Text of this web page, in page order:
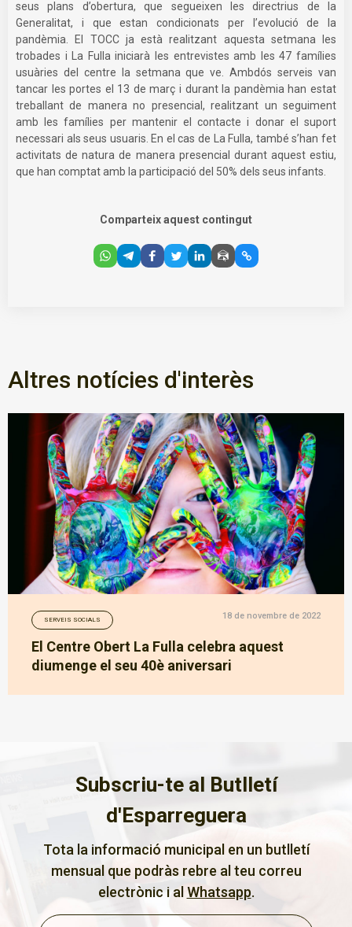
seus plans d’obertura, que segueixen les directrius de la
Generalitat, i que estan condicionats per l’evolució de la
pandèmia. El TOCC ja està realitzant aquesta setmana les
trobades i La Fulla iniciarà les entrevistes amb les 47 famílies
usuàries del centre la setmana que ve. Ambdós serveis van
tancar les portes el 13 de març i durant la pandèmia han estat
treballant de manera no presencial, realitzant un seguiment
amb les famílies per mantenir el contacte i donar el suport
necessari als seus usuaris. En el cas de La Fulla, també s’han fet
activitats de natura de manera presencial durant aquest estiu,
que han comptat amb la participació del 50% dels seus infants.
Comparteix aquest contingut
Altres notícies d'interès
SERVEIS SOCIALS 18 de novembre de 2022
El Centre Obert La Fulla celebra aquest
diumenge el seu 40è aniversari
Subscriu-te al Butlletí
d'Esparreguera
Tota la informació municipal en un butlletí
mensual que podràs rebre al teu correu
electrònic i alWhatsapp.